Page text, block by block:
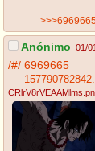
>>>6969665
Anónimo 01/
/#/ 6969665